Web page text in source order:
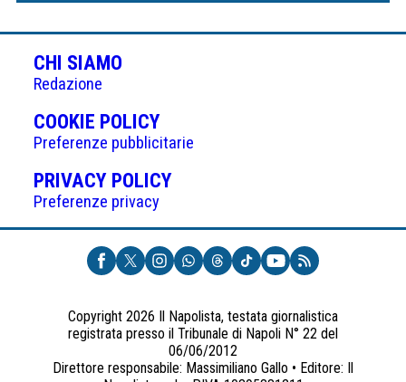
CHI SIAMO
Redazione
COOKIE POLICY(APRE
IN
UNA
NUOVA
Preferenze pubblicitarie
PRIVACY POLICY(APRE
UNA
NUOVA
SCHEDA)
Preferenze privacy
Copyright 2026 Il Napolista, testata giornalistica
registrata presso il Tribunale di Napoli N° 22 del
06/06/2012
Direttore responsabile: Massimiliano Gallo • Editore: Il